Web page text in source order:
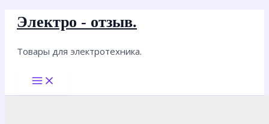
Перейти
содержимому
Электро - отзыв.
Товары для электротехника.
Main
Menu